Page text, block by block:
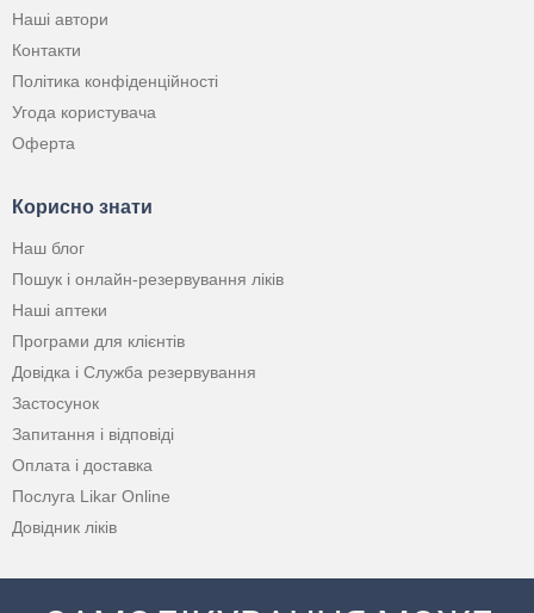
Наші автори
Контакти
Політика конфіденційності
Угода користувача
Оферта
Корисно знати
Наш блог
Пошук і онлайн-резервування ліків
Наші аптеки
Програми для клієнтів
Довідка і Служба резервування
Застосунок
Запитання і відповіді
Оплата і доставка
Послуга Likar Online
Довідник ліків